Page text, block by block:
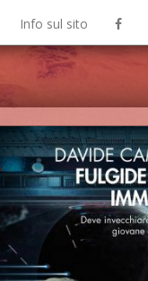
Info sul sito